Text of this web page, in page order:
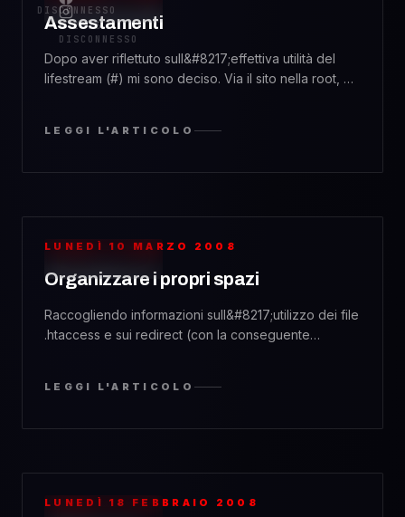
DISCONNESSO
© 2026
DISCONNESSO
WEBDESIGN
Assestamenti
Dopo aver riflettuto sull&#8217;effettiva utilità del
lifestream (#) mi sono deciso. Via il sito nella root, e
che mi accingo ad illustrare: nuovo nome
&#8220;blog&#8221; alla root ho pensato fosse
LEGGI L'ARTICOLO
LUNEDÌ 10 MARZO 2008
Organizzare i propri spazi
Raccogliendo informazioni sull&#8217;utilizzo dei file
.htaccess e sui redirect (con la conseguente
un po&#8217; all&#8217;attuale organizzazione dei
sul fatto che la tripla installazione di WordPress è
LEGGI L'ARTICOLO
LUNEDÌ 18 FEBBRAIO 2008